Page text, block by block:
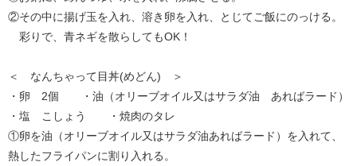
②その中に揚げ玉を入れ、溶き卵を入れ、とじてご飯にのっける。
彩りで、青ネギを散らしてもOK！
＜ なんちゃって目丼(めどん) ＞
・卵 2個 ・油（オリーブオイル又はサラダ油 あればラード）
・塩 こしょう ・焼肉のタレ
①卵を油（オリーブオイル又はサラダ油あればラード）を入れて、
熱したフライパンに割り入れる。